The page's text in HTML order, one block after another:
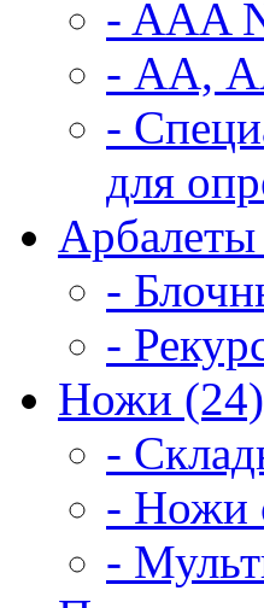
- AAA
- АА,
-
для
-
-
Ножи (24)
-
- Ножи
-